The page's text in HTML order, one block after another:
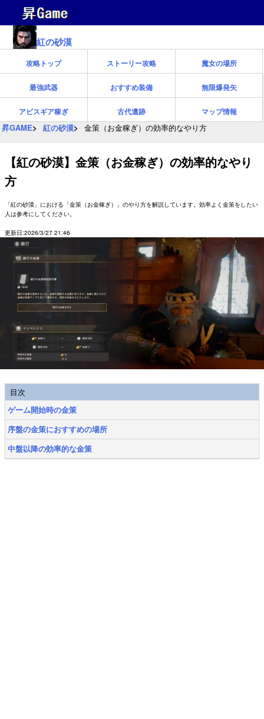
紅の砂漠
攻略トップ ストーリー攻略 魔女の場所
最強武器 おすすめ装備 無限爆発矢
アビスギア稼ぎ 古代遺跡 マップ情報
昇GAME 紅の砂漠 金策（お金稼ぎ）の効率的なやり方
【紅の砂漠】金策（お金稼ぎ）の効率的なやり
方
「紅の砂漠」における「金策（お金稼ぎ）」のやり方を解説しています。効率よく金策をしたい
人は参考にしてください。
更新日:2026/3/27 21:46
目次
ゲーム開始時の金策
序盤の金策におすすめの場所
中盤以降の効率的な金策